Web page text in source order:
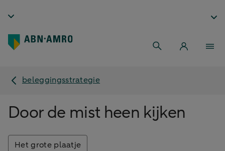
beleggingsstrategie
Door de mist heen kijken
Het grote plaatje